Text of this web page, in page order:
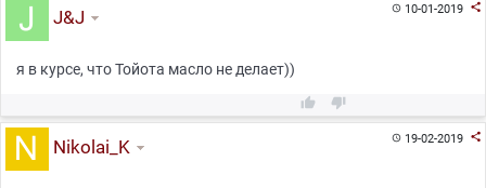
10-01-2019 
J&J
я в курсе, что Тойота масло не делает))
 
19-02-2019 
Nikolai_K